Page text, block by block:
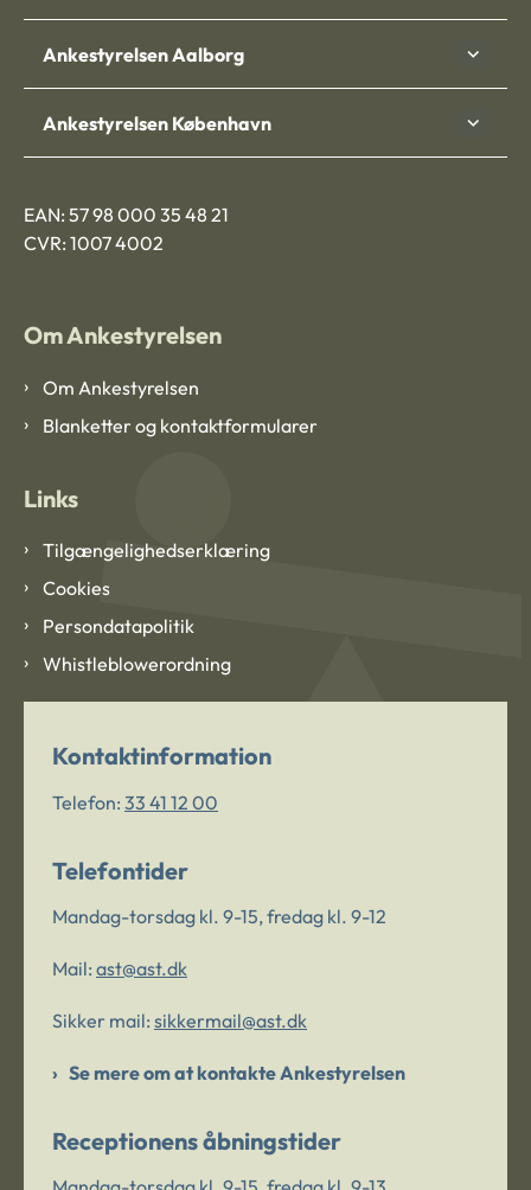
Ankestyrelsen Aalborg
Ankestyrelsen København
EAN: 57 98 000 35 48 21
CVR: 1007 4002
Om Ankestyrelsen
Om Ankestyrelsen
Blanketter og kontaktformularer
Links
Tilgængelighedserklæring
Cookies
Persondatapolitik
Whistleblowerordning
Kontaktinformation
Telefon: 33 41 12 00
Telefontider
Mandag-torsdag kl. 9-15, fredag kl. 9-12
Mail: ast@ast.dk
Sikker mail: sikkermail@ast.dk
Se mere om at kontakte Ankestyrelsen
Receptionens åbningstider